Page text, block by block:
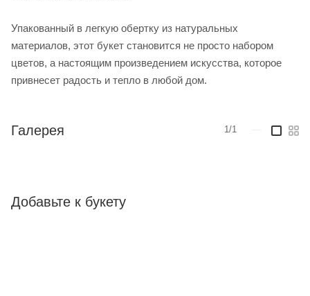
Упакованный в легкую обертку из натуральных
материалов, этот букет становится не просто набором
цветов, а настоящим произведением искусства, которое
привнесет радость и тепло в любой дом.
Галерея 1/1
Добавьте к букету